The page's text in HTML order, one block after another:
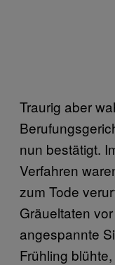
Traurig aber
nun bestätigt.
Verfahren
zum Tode
Gräueltaten
angespannte
Frühling